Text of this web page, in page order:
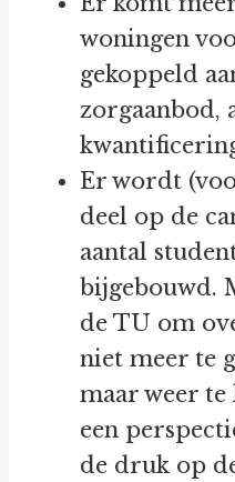
woningen
gekoppeld
zorgaanbod,
Er wordt
deel op de
aantal
bijgebouwd.
de TU om
niet meer te
maar weer
een
de druk op